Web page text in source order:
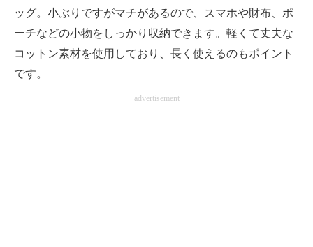
ッグ。小ぶりですがマチがあるので、スマホや財布、ポ
ーチなどの小物をしっかり収納できます。軽くて丈夫な
コットン素材を使用しており、長く使えるのもポイント
です。
advertisement